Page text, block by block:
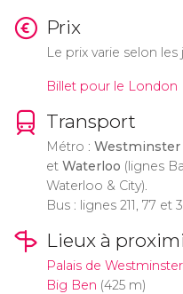
Prix
Le prix varie selon
Billet pour le London
Transport
Métro : Westminster
et Waterloo (lignes
Waterloo & City).
Bus : lignes 211, 77 et
Lieux à
Palais de Westminster
Big Ben (425 m)